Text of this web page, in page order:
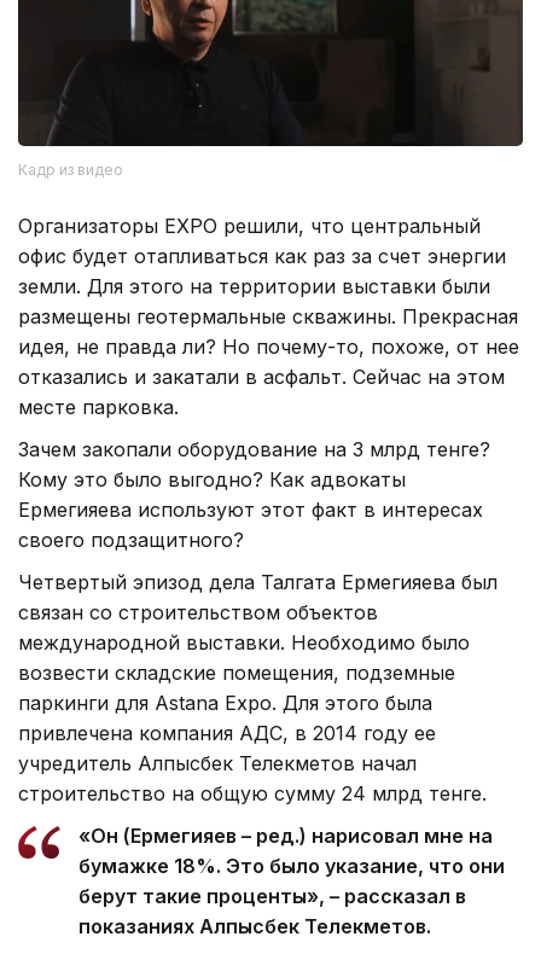
Кадр из видео
Организаторы EXPO решили, что центральный
офис будет отапливаться как раз за счет энергии
земли. Для этого на территории выставки были
размещены геотермальные скважины. Прекрасная
идея, не правда ли? Но почему-то, похоже, от нее
отказались и закатали в асфальт. Сейчас на этом
месте парковка.
Зачем закопали оборудование на 3 млрд тенге?
Кому это было выгодно? Как адвокаты
Ермегияева используют этот факт в интересах
своего подзащитного?
Четвертый эпизод дела Талгата Ермегияева был
связан со строительством объектов
международной выставки. Необходимо было
возвести складские помещения, подземные
паркинги для Аstana Expo. Для этого была
привлечена компания АДС, в 2014 году ее
учредитель Алпысбек Телекметов начал
строительство на общую сумму 24 млрд тенге.
«Он (Ермегияев – ред.) нарисовал мне на
бумажке 18%. Это было указание, что они
берут такие проценты», – рассказал в
показаниях Алпысбек Телекметов.